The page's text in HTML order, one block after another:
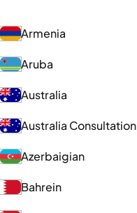
Armenia
Aruba
Australia
Australia Consultation
Azerbaigian
Bahrein